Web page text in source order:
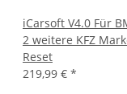
iCarsoft V4.0 Für
2 weitere KFZ
Reset
219,99 € *